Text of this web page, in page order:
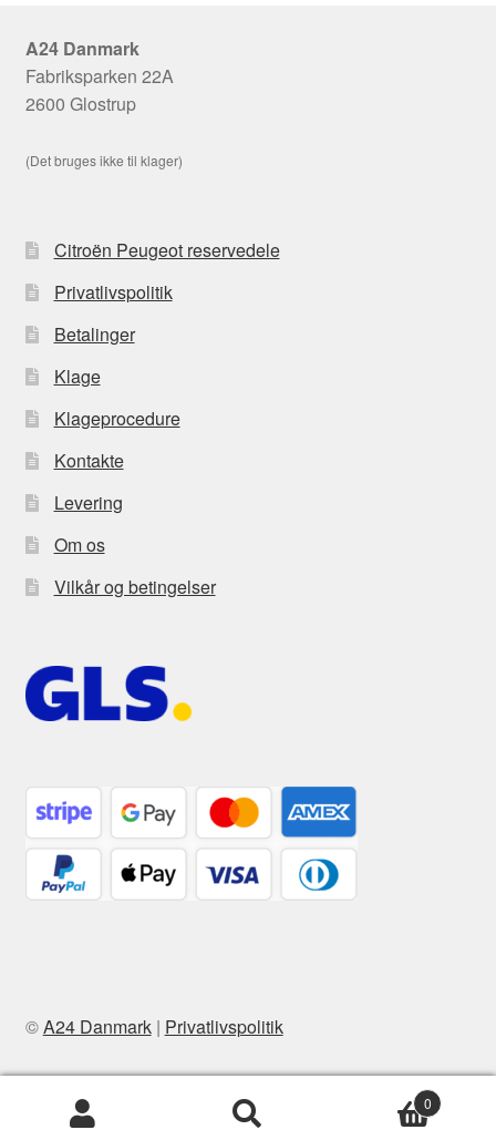
A24 Danmark
Fabriksparken 22A
2600 Glostrup
(Det bruges ikke til klager)
Citroën Peugeot reservedele
Privatlivspolitik
Betalinger
Klage
Klageprocedure
Kontakte
Levering
Om os
Vilkår og betingelser
©A24 Danmark| Privatlivspolitik
0